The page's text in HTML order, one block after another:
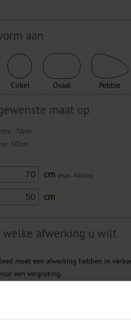
aan
Cirkel Ovaal Pebble
maat op
70cm
50cm
cm (max. 400cm)
cm
welke afwerking u wilt
moet een afwerking hebben in
een vergroting.